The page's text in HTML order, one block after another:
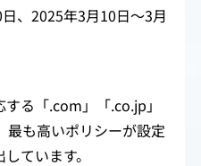
、2025年3月10日～3月
る「.com」「.co.jp」
最も高いポリシーが設定
ています。